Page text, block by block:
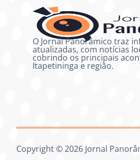
O Jornal Panorâmico traz
atualizadas, com notícias
cobrindo os principais
Itapetininga e região.
Copyright © 2026 Jornal